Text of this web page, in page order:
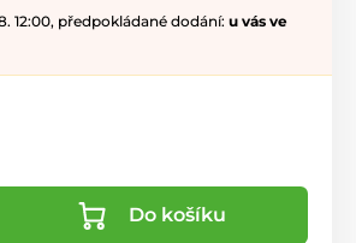
12:00, předpokládané dodání: u vás ve
Do košíku